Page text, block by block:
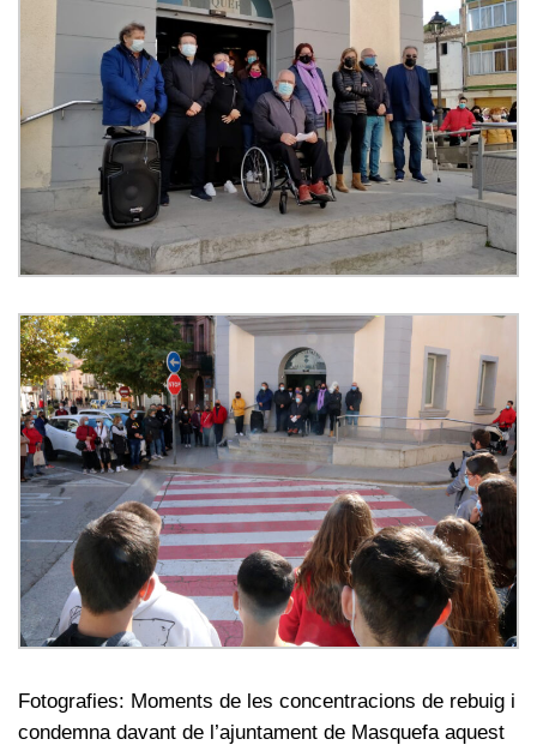
Fotografies: Moments de les concentracions de rebuig i
condemna davant de l’ajuntament de Masquefa aquest